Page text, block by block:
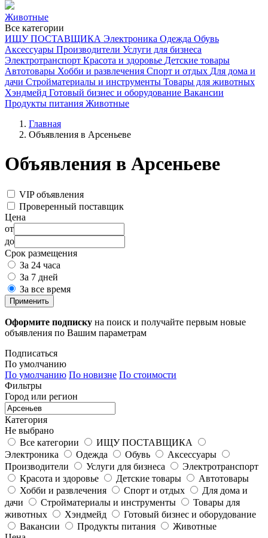
Животные
Все категории
ИЩУ ПОСТАВЩИКА Электроника Одежда Обувь
Аксессуары Производители Услуги для бизнеса
Электротранспорт Красота и здоровье Детские товары
Автотовары Хобби и развлечения Спорт и отдых Для дома и
дачи Стройматериалы и инструменты Товары для животных
Хэндмейд Готовый бизнес и оборудование Вакансии
Продукты питания Животные
Главная
Объявления в Арсеньеве
Объявления в Арсеньеве
VIP объявления
Проверенный поставщик
Цена
от
до
Срок размещения
За 24 часа
За 7 дней
За все время
Применить
Оформите подписку на поиск и получайте первым новые
объявления по Вашим параметрам
Подписаться
По умолчанию
По умолчанию По новизне По стоимости
Фильтры
Город или регион
Категория
Не выбрано
Все категории
ИЩУ ПОСТАВЩИКА
Электроника
Одежда Обувь
Аксессуары
Производители
Услуги для бизнеса
Электротранспорт
Красота и здоровье
Детские товары
Автотовары
Хобби и развлечения
Спорт и отдых
Для дома и
дачи
Стройматериалы и инструменты
Товары для
животных
Хэндмейд
Готовый бизнес и оборудование
Вакансии
Продукты питания
Животные